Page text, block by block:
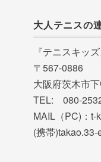
大人テニスの
『テニスキッ
〒567-0886
大阪府茨木市
TEL: 080-
MAIL（PC)：t-
(携帯